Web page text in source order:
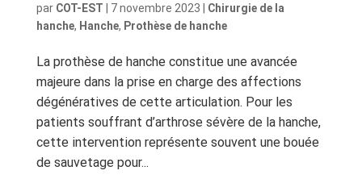
par COT-EST 7 novembre 2023
Chirurgie de la
hanche, Hanche, Prothèse de hanche
La prothèse de hanche constitue une avancée
majeure dans la prise en charge des affections
dégénératives de cette articulation. Pour les
patients souffrant d’arthrose sévère de la hanche,
cette intervention représente souvent une bouée
de sauvetage pour...